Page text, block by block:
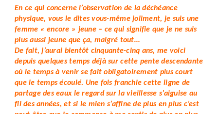
En ce qui concerne l’observation de la déchéance
physique, vous le dites vous-même joliment, je suis une
femme « encore » jeune – ce qui signifie que je ne suis
plus aussi jeune que ça, malgré tout…
De fait, j’aurai bientôt cinquante-cinq ans, me voici
depuis quelques temps déjà sur cette pente descendante
où le temps à venir se fait obligatoirement plus court
que le temps écoulé. Une fois franchie cette ligne de
partage des eaux le regard sur la vieillesse s’aiguise au
fil des années, et si le mien s’affine de plus en plus c’est